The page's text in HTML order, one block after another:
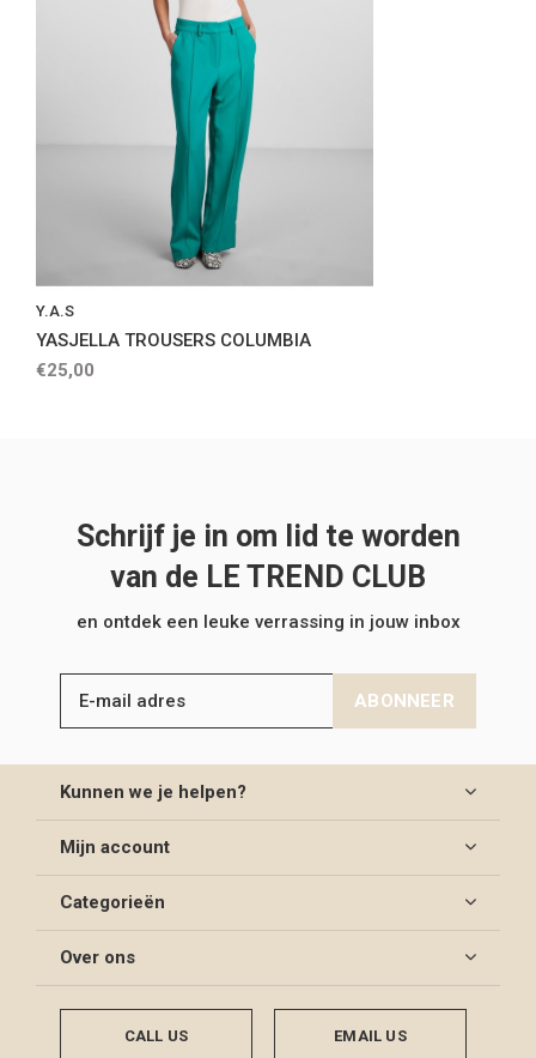
Y.A.S
YASJELLA TROUSERS COLUMBIA
€25,00
Schrijf je in om lid te worden
van de LE TREND CLUB
en ontdek een leuke verrassing in jouw inbox
ABONNEER
Kunnen we je helpen?
Mijn account
Categorieën
Over ons
CALL US EMAIL US